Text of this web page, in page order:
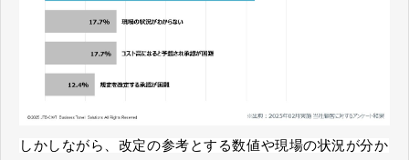
しかしながら、改定の参考とする数値や現場の状況が分か